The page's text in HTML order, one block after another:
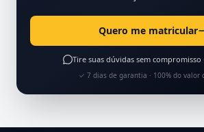
Quero me matricular
Tire suas dúvidas sem compromisso ·
✓ 7 dias de garantia · 100% do valor